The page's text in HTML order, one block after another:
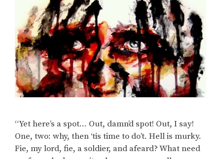
“Yet here’s a spot… Out, damn’d spot! Out, I say!
One, two: why, then ‘tis time to do’t. Hell is murky.
Fie, my lord, fie, a soldier, and afeard? What need